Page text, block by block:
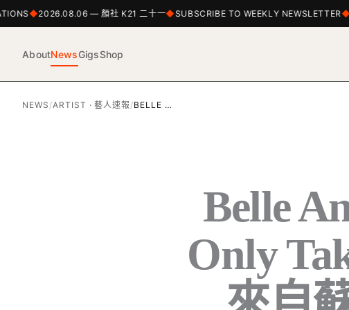
2026.08.06 — 顏社 K21 二十一 SUBSCRIBE TO WEEKLY NEWSLETTER
AboutNewsGigsShop
NEWS /ARTIST · 藝人速報 /BELLE …
Belle
Only